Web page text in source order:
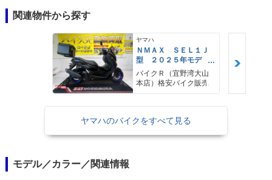
関連物件から探す
ヤマハ
ＮＭＡＸ ＳＥＬ１Ｊ
型 ２０２５年モデ
ル ＡＢＳ キーレ
ス リアキャリア リ
アＢＯＸ
バイクＲ（宜野湾大山
本店）格安バイク販売
ヤマハのバイクをすべて見る
モデル／カラー／関連情報